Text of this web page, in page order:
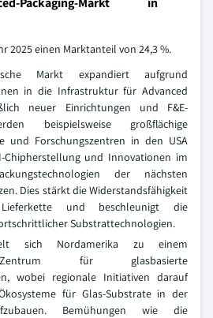
2025 einen Marktanteil von 24,3 %.
Markt expandiert aufgrund
in die Infrastruktur für Advanced
neuer Einrichtungen und F&E-
beispielsweise großflächige
und Forschungszentren in den USA
und Innovationen im
der nächsten
Dies stärkt die Widerstandsfähigkeit
und beschleunigt die
Substrattechnologien.
sich Nordamerika zu einem
für glasbasierte
wobei regionale Initiativen darauf
für Glas-Substrate in der
Bemühungen wie die